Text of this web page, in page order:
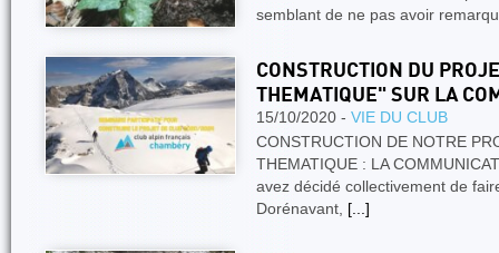
semblant de ne pas avoir
CONSTRUCTION DU
THEMATIQUE" SUR LA
15/10/2020 - VIE DU CLUB
CONSTRUCTION DE NOTRE
THEMATIQUE : LA
avez décidé collectivement de
Dorénavant, [...]